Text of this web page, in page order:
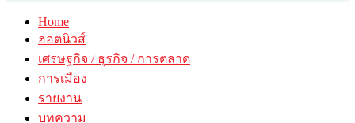
Home
ฮอตนิวส์
เศรษฐกิจ / ธุรกิจ / การตลาด
การเมือง
รายงาน
บทความ